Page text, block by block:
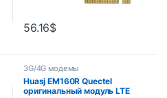
56.16$
3G/4G модемы
Huasj EM160R Quectel
оригинальный модуль LTE